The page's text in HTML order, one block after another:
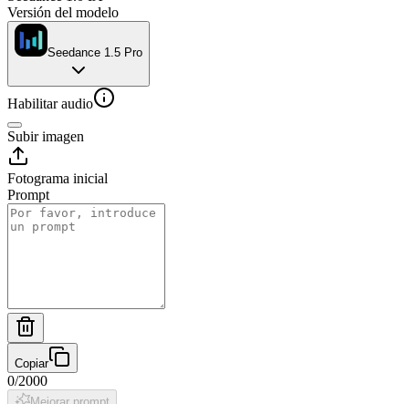
Versión del modelo
Seedance 1.5 Pro
Habilitar audio
Subir imagen
Fotograma inicial
Prompt
Copiar
0/2000